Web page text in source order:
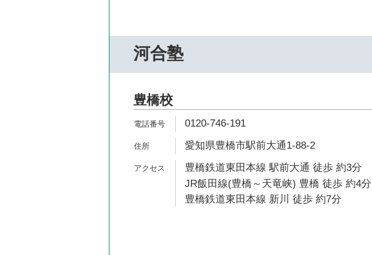
河合塾
豊橋校
0120-746-191
愛知県豊橋市駅前大通1-88-2
豊橋鉄道東田本線 駅前大通 徒歩 約3分
JR飯田線(豊橋～天竜峡) 豊橋 徒歩 約4分
豊橋鉄道東田本線 新川 徒歩 約7分